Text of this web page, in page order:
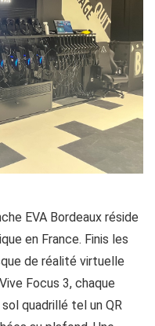
EVA Bordeaux réside
en France. Finis les
de réalité virtuelle
Focus 3, chaque
quadrillé tel un QR